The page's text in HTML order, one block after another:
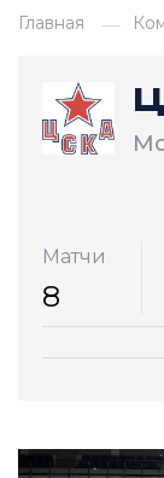
Главная
Матчи
8